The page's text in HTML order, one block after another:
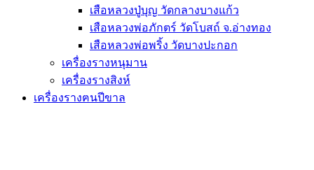
เสือหลวงปู่บุญ วัดกลางบางแก้ว
เสือหลวงพ่อภักตร์ วัดโบสถ์ จ.อ่างทอง
เสือหลวงพ่อพริ้ง วัดบางปะกอก
เครื่องรางหนุมาน
เครื่องรางสิงห์
เครื่องรางฅนปีขาล